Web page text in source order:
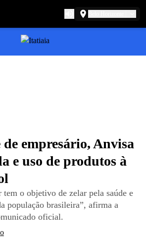
empresário, Anvisa
e uso de produtos à
tem o objetivo de zelar pela saúde e
população brasileira”, afirma a
oficial.